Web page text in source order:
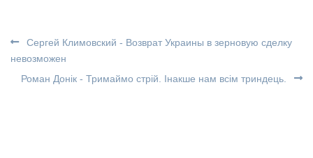
Сергей Климовский - Возврат Украины в зерновую сделку
невозможен
Роман Донік - Тримаймо стрій. Інакше нам всім триндець.